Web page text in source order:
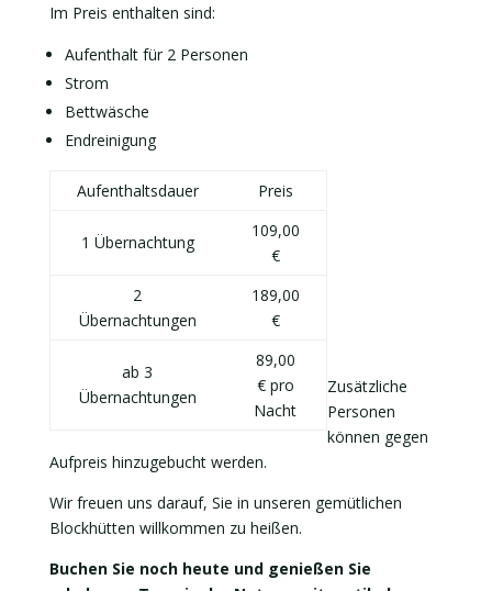
Im Preis enthalten sind:
Aufenthalt für 2 Personen
Strom
Bettwäsche
Endreinigung
Aufenthaltsdauer Preis
1 Übernachtung
109,00
€
2
Übernachtungen
189,00
€
ab 3
Übernachtungen
89,00
€ pro
Nacht
Zusätzliche
Personen
können gegen
Aufpreis hinzugebucht werden.
Wir freuen uns darauf, Sie in unseren gemütlichen
Blockhütten willkommen zu heißen.
Buchen Sie noch heute und genießen Sie